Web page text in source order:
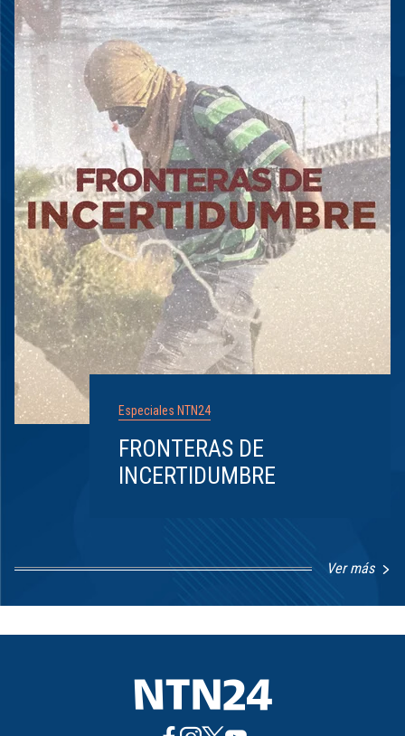
Especiales NTN24
FRONTERAS DE
INCERTIDUMBRE
Ver más
1
8